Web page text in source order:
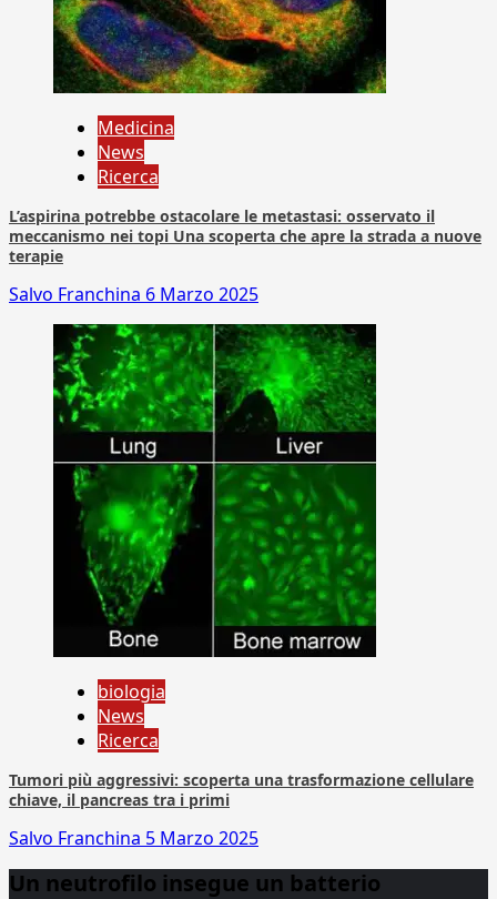
Medicina
News
Ricerca
L’aspirina potrebbe ostacolare le metastasi: osservato il
meccanismo nei topi Una scoperta che apre la strada a nuove
terapie
Salvo Franchina 6 Marzo 2025
biologia
News
Ricerca
Tumori più aggressivi: scoperta una trasformazione cellulare
chiave, il pancreas tra i primi
Salvo Franchina 5 Marzo 2025
Un neutrofilo insegue un batterio